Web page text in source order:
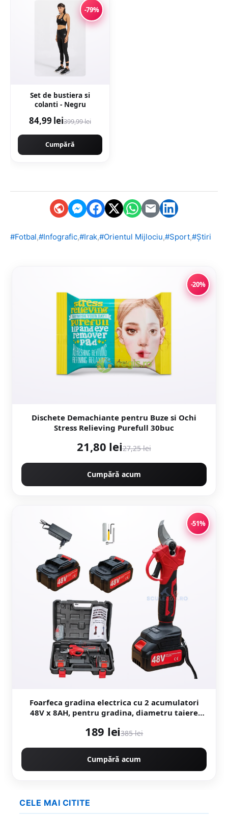
-79%
Set de bustiera si
colanti - Negru
84,99 lei399,99 lei
Cumpără
#Fotbal,#Infografic,#Irak,#Orientul Mijlociu,#Sport,#Știri
-20%
Dischete Demachiante pentru Buze si Ochi
Stress Relieving Purefull 30buc
21,80 lei27,25 lei
Cumpără acum
-51%
Foarfeca gradina electrica cu 2 acumulatori
48V x 8AH, pentru gradina, diametru taiere
CMP1728
189 lei385 lei
Cumpără acum
CELE MAI CITITE